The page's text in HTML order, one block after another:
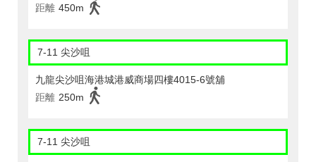
距離 450m
7-11 尖沙咀
九龍尖沙咀海港城港威商場四樓4015-6號舖
距離 250m
7-11 尖沙咀